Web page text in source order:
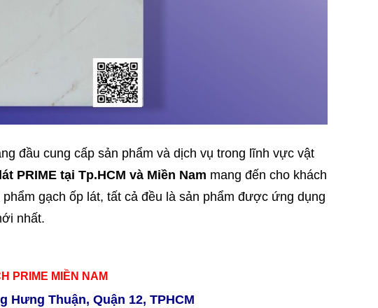
đầu cung cấp sản phẩm và dịch vụ trong lĩnh vực vật
PRIME tại Tp.HCM và Miền Nam mang đến cho khách
gạch ốp lát, tất cả đều là sản phẩm được ứng dụng
nhất.
PRIME MIỀN NAM
Hưng Thuận, Quận 12, TPHCM